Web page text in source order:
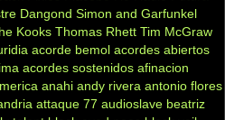
Dangond Simon and Garfunkel
Kooks Thomas Rhett Tim McGraw
acorde bemol acordes abiertos
acordes sostenidos afinacion
anahi andy rivera antonio flores
attaque 77 audioslave beatriz